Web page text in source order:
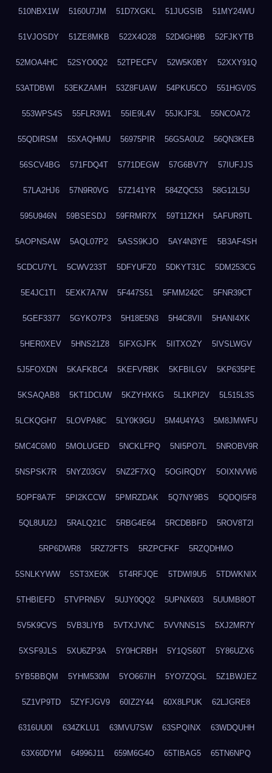
510NBX1W 5160U7JM 51D7XGKL 51JUGSIB 51MY24WU
51VJOSDY 51ZE8MKB 522X4O28 52D4GH9B 52FJKYTB
52MOA4HC 52SYO0Q2 52TPECFV 52W5K0BY 52XXY91Q
53ATDBWI 53EKZAMH 53Z8FUAW 54PKU5CO 551HGV0S
553WPS4S 55FLR3W1 55IE9L4V 55JKJF3L 55NCOA72
55QDIRSM 55XAQHMU 56975PIR 56GSA0U2 56QN3KEB
56SCV4BG 571FDQ4T 5771DEGW 57G6BV7Y 57IUFJJS
57LA2HJ6 57N9R0VG 57Z141YR 584ZQC53 58G12L5U
595U946N 59BSESDJ 59FRMR7X 59T11ZKH 5AFUR9TL
5AOPNSAW 5AQL07P2 5ASS9KJO 5AY4N3YE 5B3AF4SH
5CDCU7YL 5CWV233T 5DFYUFZ0 5DKYT31C 5DM253CG
5E4JC1TI 5EXK7A7W 5F447S51 5FMM242C 5FNR39CT
5GEF3377 5GYKO7P3 5H18E5N3 5H4C8VII 5HANI4XK
5HER0XEV 5HNS21Z8 5IFXGJFK 5IITXOZY 5IVSLWGV
5J5FOXDN 5KAFKBC4 5KEFVRBK 5KFBILGV 5KP635PE
5KSAQAB8 5KT1DCUW 5KZYHXKG 5L1KPI2V 5L515L3S
5LCKQGH7 5LOVPA8C 5LY0K9GU 5M4U4YA3 5M8JMWFU
5MC4C6M0 5MOLUGED 5NCKLFPQ 5NI5PO7L 5NROBV9R
5NSPSK7R 5NYZ03GV 5NZ2F7XQ 5OGIRQDY 5OIXNVW6
5OPF8A7F 5PI2KCCW 5PMRZDAK 5Q7NY9BS 5QDQI5F8
5QL8UU2J 5RALQ21C 5RBG4E64 5RCDBBFD 5ROV8T2I
5RP6DWR8 5RZ72FTS 5RZPCFKF 5RZQDHMO
5SNLKYWW 5ST3XE0K 5T4RFJQE 5TDWI9U5 5TDWKNIX
5THBIEFD 5TVPRN5V 5UJY0QQ2 5UPNX603 5UUMB8OT
5V5K9CVS 5VB3LIYB 5VTXJVNC 5VVNNS1S 5XJ2MR7Y
5XSF9JLS 5XU6ZP3A 5Y0HCRBH 5Y1QS60T 5Y86UZX6
5YB5BBQM 5YHM530M 5YO667IH 5YO7ZQGL 5Z1BWJEZ
5Z1VP9TD 5ZYFJGV9 60IZ2Y44 60X8LPUK 62LJGRE8
6316UU0I 634ZKLU1 63MVU7SW 63SPQINX 63WDQUHH
63X60DYM 64996J11 659M6G4O 65TIBAG5 65TN6NPQ